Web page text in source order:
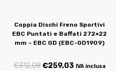
Coppia Dischi Freno Sportivi
EBC Puntati e Baffati 272×22
mm – EBC GD (EBC-GD1909)
€312,08€259,03 IVA inclusa